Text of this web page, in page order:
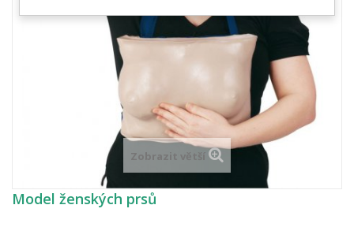
Zobrazit větší
Model ženských prsů